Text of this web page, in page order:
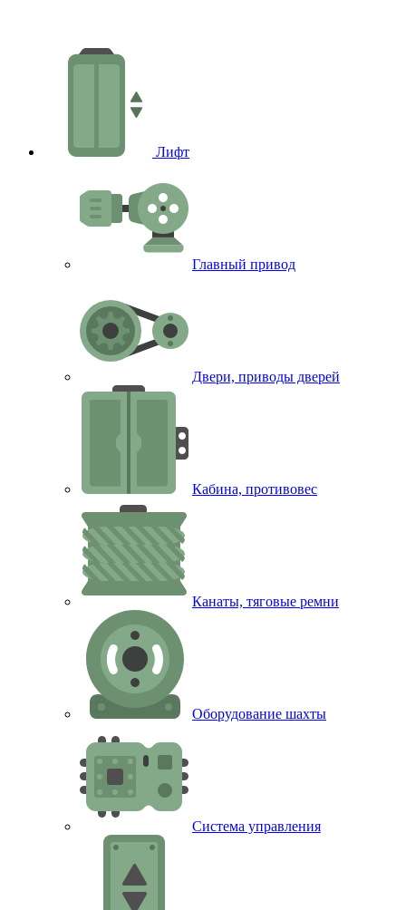
Лифт
Главный привод
Двери, приводы дверей
Кабина, противовес
Канаты, тяговые ремни
Оборудование шахты
Система управления